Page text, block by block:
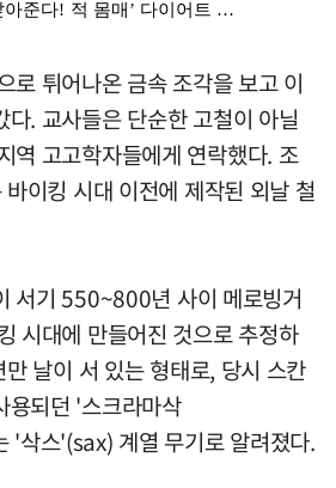
로 튀어나온 금속 조각을 보고 이
다. 교사들은 단순한 고철이 아닐
역 고고학자들에게 연락했다. 조
이킹 시대 이전에 제작된 외날 철
서기 550~800년 사이 메로빙거
시대에 만들어진 것으로 추정하
날이 서 있는 형태로, 당시 스칸
용되던 '스크라마삭
삭스'(sax) 계열 무기로 알려졌다.